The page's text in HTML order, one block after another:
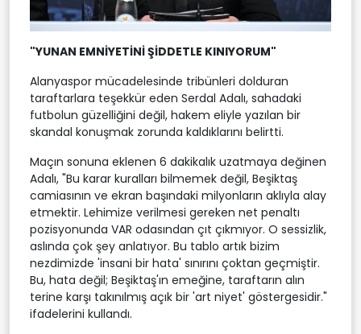
"YUNAN EMNİYETİNİ ŞİDDETLE KINIYORUM"
Alanyaspor mücadelesinde tribünleri dolduran
taraftarlara teşekkür eden Serdal Adalı, sahadaki
futbolun güzelliğini değil, hakem eliyle yazılan bir
skandal konuşmak zorunda kaldıklarını belirtti.
Maçın sonuna eklenen 6 dakikalık uzatmaya değinen
Adalı, "Bu karar kuralları bilmemek değil, Beşiktaş
camiasının ve ekran başındaki milyonların aklıyla alay
etmektir. Lehimize verilmesi gereken net penaltı
pozisyonunda VAR odasından çıt çıkmıyor. O sessizlik,
aslında çok şey anlatıyor. Bu tablo artık bizim
nezdimizde 'insani bir hata' sınırını çoktan geçmiştir.
Bu, hata değil; Beşiktaş'ın emeğine, taraftarın alın
terine karşı takınılmış açık bir 'art niyet' göstergesidir."
ifadelerini kullandı.